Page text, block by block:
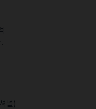
널)